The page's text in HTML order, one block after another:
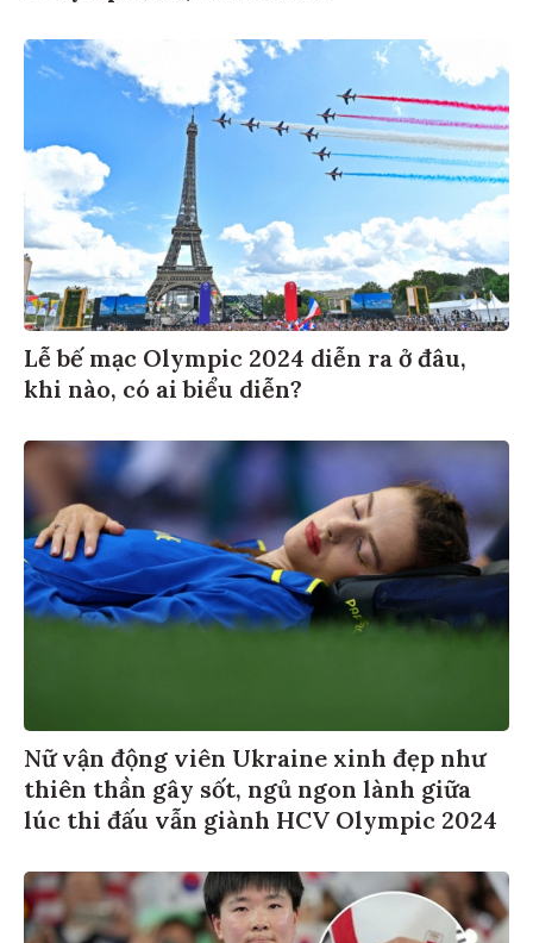
Lễ bế mạc Olympic 2024 diễn ra ở đâu,
khi nào, có ai biểu diễn?
Nữ vận động viên Ukraine xinh đẹp như
thiên thần gây sốt, ngủ ngon lành giữa
lúc thi đấu vẫn giành HCV Olympic 2024